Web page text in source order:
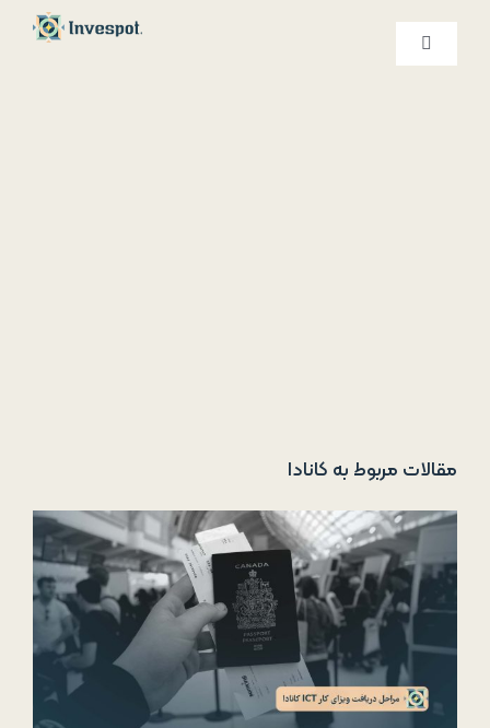
Skip
کنترلر
مقالات مربوط به کانادا